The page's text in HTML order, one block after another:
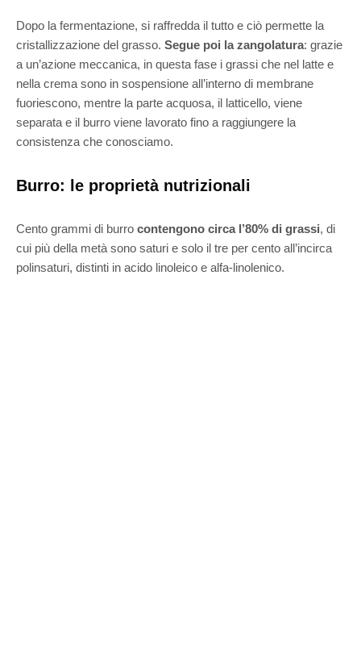
Dopo la fermentazione, si raffredda il tutto e ciò permette la
cristallizzazione del grasso. Segue poi la zangolatura: grazie
a un’azione meccanica, in questa fase i grassi che nel latte e
nella crema sono in sospensione all’interno di membrane
fuoriescono, mentre la parte acquosa, il latticello, viene
separata e il burro viene lavorato fino a raggiungere la
consistenza che conosciamo.
Burro: le proprietà nutrizionali
Cento grammi di burro contengono circa l’80% di grassi, di
cui più della metà sono saturi e solo il tre per cento all’incirca
polinsaturi, distinti in acido linoleico e alfa-linolenico.